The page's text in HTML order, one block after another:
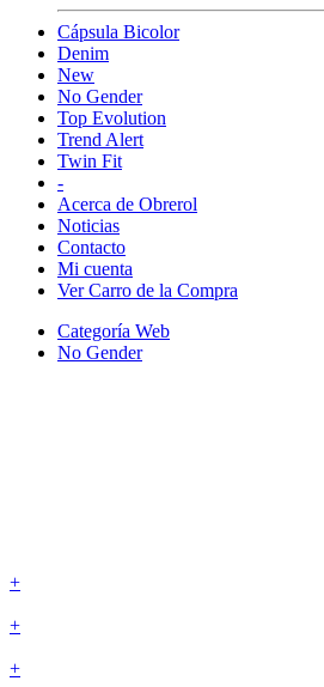
Cápsula Bicolor
Denim
New
No Gender
Top Evolution
Trend Alert
Twin Fit
-
Acerca de Obrerol
Noticias
Contacto
Mi cuenta
Ver Carro de la Compra
Categoría Web
No Gender
+
+
+